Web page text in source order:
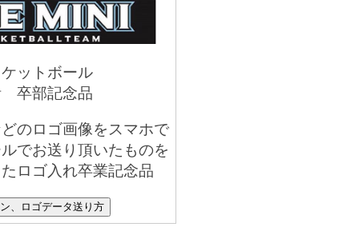
ットボール
卒部記念品
のロゴ画像をスマホで
でお送り頂いたものを
ロゴ入れ卒業記念品
、ロゴデータ送り方